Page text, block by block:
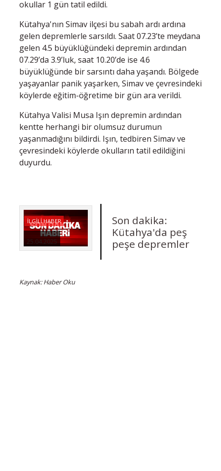
okullar 1 gün tatil edildi.
Kütahya'nın Simav ilçesi bu sabah ardı ardına
gelen depremlerle sarsıldı. Saat 07.23’te meydana
gelen 4.5 büyüklüğündeki depremin ardından
07.29’da 3.9’luk, saat 10.20’de ise 4.6
büyüklüğünde bir sarsıntı daha yaşandı. Bölgede
yaşayanlar panik yaşarken, Simav ve çevresindeki
köylerde eğitim-öğretime bir gün ara verildi.
Kütahya Valisi Musa Işın depremin ardından
kentte herhangi bir olumsuz durumun
yaşanmadığını bildirdi. Işın, tedbiren Simav ve
çevresindeki köylerde okulların tatil edildiğini
duyurdu.
25.04.2025
Son dakika:
Kütahya'da peş
peşe depremler
İLGİLİ HABER
Kaynak: Haber Oku